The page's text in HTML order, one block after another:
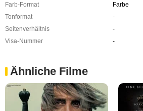
Farb-Format
Farbe
Tonformat
-
Seitenverhältnis
-
Visa-Nummer
-
Ähnliche Filme